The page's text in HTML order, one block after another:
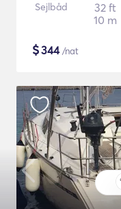
Sejlbåd
32 ft
10 m
$344/nat